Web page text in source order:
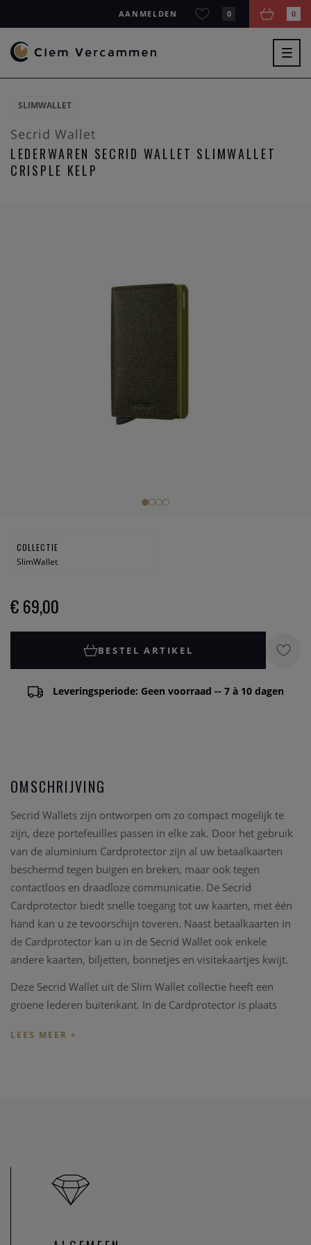
AANMELDEN 0 0
SLIMWALLET
Secrid Wallet
LEDERWAREN SECRID WALLET SLIMWALLET
CRISPLE KELP
COLLECTIE
SlimWallet
€ 69,00
BESTEL ARTIKEL
Leveringsperiode: Geen voorraad -- 7 à 10 dagen
OMSCHRIJVING
Secrid Wallets zijn ontworpen om zo compact mogelijk te
zijn, deze portefeuilles passen in elke zak. Door het gebruik
van de aluminium Cardprotector zijn al uw betaalkaarten
beschermd tegen buigen en breken, maar ook tegen
contactloos en draadloze communicatie. De Secrid
Cardprotector biedt snelle toegang tot uw kaarten, met één
hand kan u ze tevoorschijn toveren. Naast betaalkaarten in
de Cardprotector kan u in de Secrid Wallet ook enkele
andere kaarten, biljetten, bonnetjes en visitekaartjes kwijt.
Deze Secrid Wallet uit de Slim Wallet collectie heeft een
groene lederen buitenkant. In de Cardprotector is plaats
Slim Wallets nog extra plaats voor verschillende
vragen, kan u terecht in